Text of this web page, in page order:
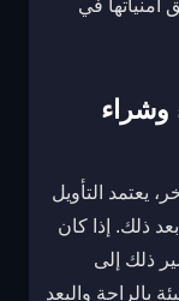
أمنياتها في
وشراء
يعتمد التأويل
ذلك. إذا كان
ذلك إلى
بالراحة والبعد